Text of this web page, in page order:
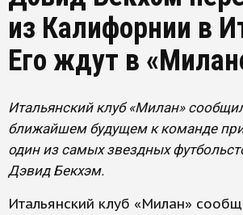
из Калифорнии в
Его ждут в
Итальянский клуб «Милан»
ближайшем будущем к команде
один из самых звездных
Дэвид Бекхэм.
Итальянский клуб «Милан»